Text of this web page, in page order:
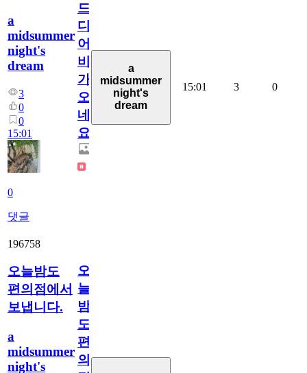
a
midsummer
night's
dream
3
0
0
15:01
0
댓글
드
디
어
비
가
오
네
요.
a
midsummer
night's
dream
15:01 3 0
196758
오늘밤도
편의점에서
보냅니다.
a
midsummer
night's
오
늘
밤
도
편
의